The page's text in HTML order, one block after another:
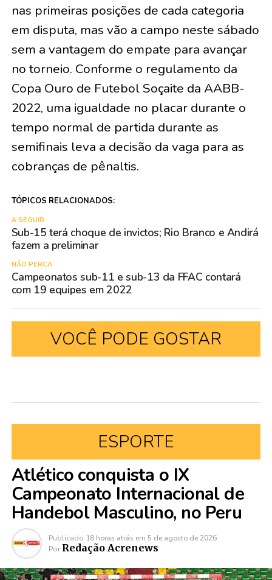
nas primeiras posições de cada categoria
em disputa, mas vão a campo neste sábado
sem a vantagem do empate para avançar
no torneio. Conforme o regulamento da
Copa Ouro de Futebol Soçaite da AABB-
2022, uma igualdade no placar durante o
tempo normal de partida durante as
semifinais leva a decisão da vaga para as
cobranças de pênaltis.
TÓPICOS RELACIONADOS:
A SEGUIR
Sub-15 terá choque de invictos; Rio Branco e Andirá
fazem a preliminar
NÃO PERCA
Campeonatos sub-11 e sub-13 da FFAC contará
com 19 equipes em 2022
VOCÊ PODE GOSTAR
ESPORTE
Atlético conquista o IX
Campeonato Internacional de
Handebol Masculino, no Peru
Publicado 18 horas atrás em 5 de agosto de 2026
Por Redação Acrenews